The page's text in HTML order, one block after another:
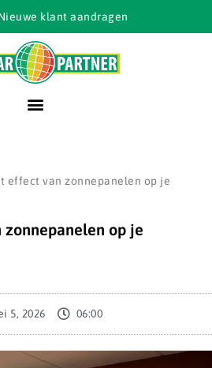
klant aandragen
effect van zonnepanelen op je
op je
5, 2026 06:00